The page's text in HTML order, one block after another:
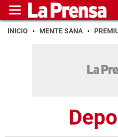
INICIO MENTE SANA